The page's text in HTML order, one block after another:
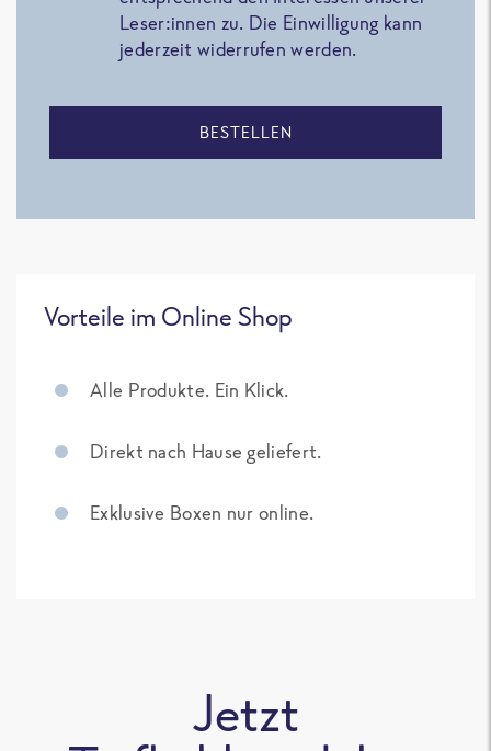
Leser:innen zu. Die Einwilligung kann
jederzeit widerrufen werden.
BESTELLEN
Vorteile im Online Shop
Alle Produkte. Ein Klick.
Direkt nach Hause geliefert.
Exklusive Boxen nur online.
Jetzt